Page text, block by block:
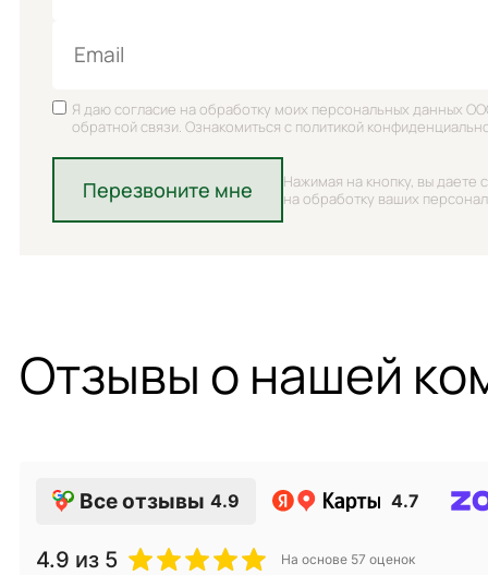
Я даю согласие на обработку моих персональных данных
обратной связи. Ознакомиться с политикой
Перезвоните мне
Нажимая на кнопку, вы даете
на обработку ваших
Отзывы о нашей
Все отзывы 4.9 4.7
4.9 из 5 На основе 57 оценок